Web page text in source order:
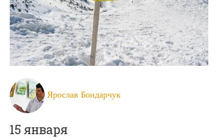
Ярослав Бондарчук
15 января